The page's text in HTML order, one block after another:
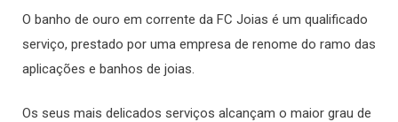
O banho de ouro em corrente da FC Joias é um qualificado
serviço, prestado por uma empresa de renome do ramo das
aplicações e banhos de joias.
Os seus mais delicados serviços alcançam o maior grau de